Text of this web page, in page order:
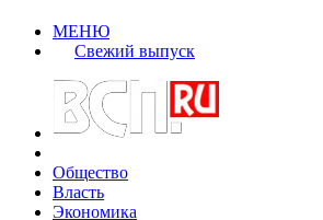
МЕНЮ
Свежий выпуск
Общество
Власть
Экономика